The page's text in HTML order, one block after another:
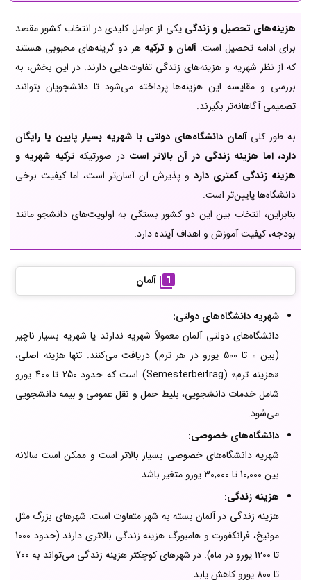
هزینه‌های تحصیل و زندگی یکی از عوامل کلیدی در انتخاب کشور مقصد
برای ادامه تحصیل است. آلمان و ترکیه هر دو گزینه‌های محبوبی هستند
که از نظر شهریه و هزینه‌های زندگی تفاوت‌هایی دارند. در این بخش، به
بررسی و مقایسه این هزینه‌ها پرداخته می‌شود تا دانشجویان بتوانند
تصمیمی آگاهانه‌تر بگیرند.
به طور کلیآلمان دانشگاه‌های دولتی با شهریه بسیار پایین یا رایگان
دارد، اما هزینه زندگی در آن بالاتر است در صورتیکه ترکیه شهریه و
هزینه زندگی کمتری دارد و پذیرش آن آسان‌تر است، اما کیفیت برخی
دانشگاه‌ها پایین‌تر است.
بنابراین، انتخاب بین این دو کشور بستگی به اولویت‌های دانشجو مانند
بودجه، کیفیت آموزش و اهداف آینده دارد.
آلمان
شهریه دانشگاه‌های دولتی:
دانشگاه‌های دولتی آلمان معمولاً شهریه ندارند یا شهریه بسیار ناچیز
(بین 0 تا 500 یورو در هر ترم) دریافت می‌کنند. تنها هزینه اصلی،
«هزینه ترم» (Semesterbeitrag) است که حدود 250 تا 400 یورو
شامل خدمات دانشجویی، بلیط حمل و نقل عمومی و بیمه دانشجویی
می‌شود.
دانشگاه‌های خصوصی:
شهریه دانشگاه‌های خصوصی بسیار بالاتر است و ممکن است سالانه
بین 10,000 تا 30,000 یورو متغیر باشد.
هزینه زندگی:
هزینه زندگی در آلمان بسته به شهر متفاوت است. شهرهای بزرگ مثل
مونیخ، فرانکفورت و هامبورگ هزینه زندگی بالاتری دارند (حدود 1000
تا 1200 یورو در ماه). در شهرهای کوچکتر هزینه زندگی می‌تواند به 700
تا 800 یورو کاهش یابد.